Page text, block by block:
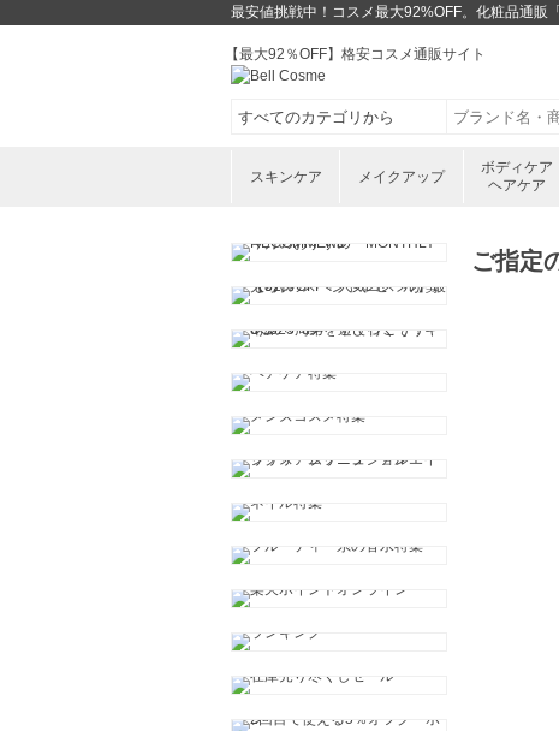
最安値挑戦中！コスメ最大92%OFF。化粧品通販
【最大92％OFF】格安コスメ通販サイト
スキンケア メイクアップ
ボディケア
ヘアケア
ご指定